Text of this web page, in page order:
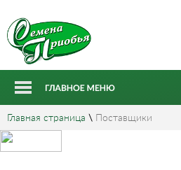
Главная страница \ Поставщики